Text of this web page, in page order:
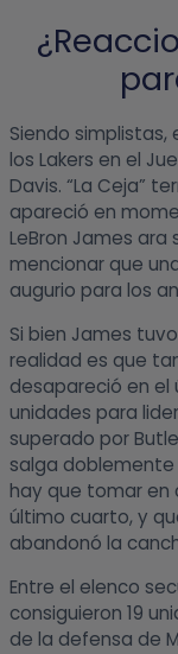
Siendo
los Lakers en el
Davis. “La Ceja”
apareció en
LeBron James ara
mencionar que
augurio para los
Si bien James
realidad es que
desapareció en el
unidades para
superado por
salga
hay que tomar en
último cuarto, y
abandonó la
Entre el elenco
consiguieron 19
de la defensa de